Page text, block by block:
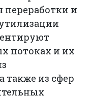
и
потоках и их
также из сфер